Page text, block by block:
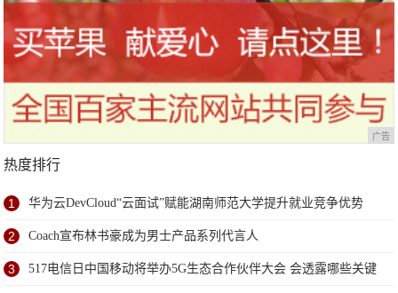
广告
热度排行
1 华为云DevCloud“云面试”赋能湖南师范大学提升就业竞争优势
2 Coach宣布林书豪成为男士产品系列代言人
3 517电信日中国移动将举办5G生态合作伙伴大会 会透露哪些关键